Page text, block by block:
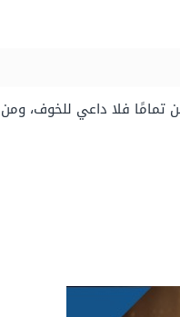
فلا داعي للخوف،